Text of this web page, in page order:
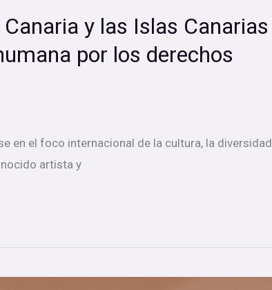
y las Islas Canarias
por los derechos
en el foco internacional de la cultura, la diversidad
artista y